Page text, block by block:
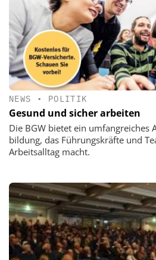
NEWS • POLITIK
Gesund und sicher arbeiten
Die BGW bietet ein umfangreiches
bildung, das Führungskräfte und
Arbeitsalltag macht.